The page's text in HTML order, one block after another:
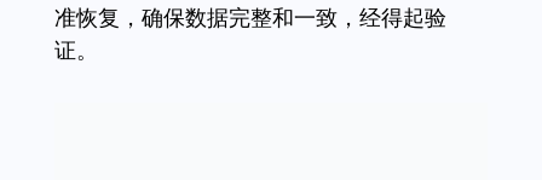
准恢复，确保数据完整和一致，经得起验
证。